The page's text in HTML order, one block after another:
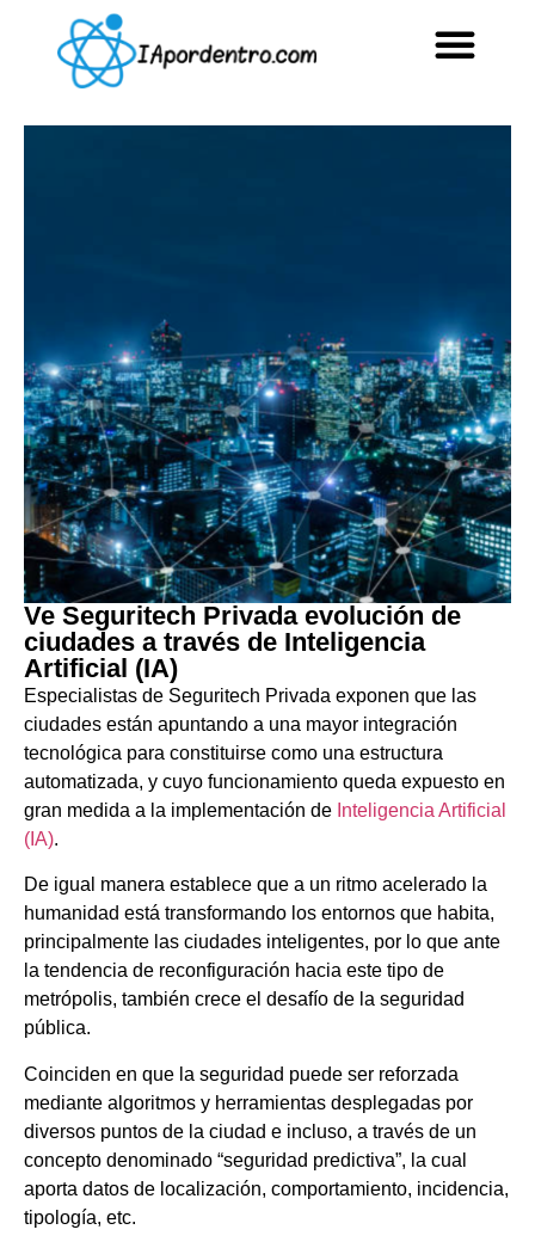
Ve Seguritech Privada evolución de
ciudades a través de Inteligencia
Artificial (IA)
Especialistas de Seguritech Privada exponen que las
ciudades están apuntando a una mayor integración
tecnológica para constituirse como una estructura
automatizada, y cuyo funcionamiento queda expuesto en
gran medida a la implementación de Inteligencia Artificial
(IA).
De igual manera establece que a un ritmo acelerado la
humanidad está transformando los entornos que habita,
principalmente las ciudades inteligentes, por lo que ante
la tendencia de reconfiguración hacia este tipo de
metrópolis, también crece el desafío de la seguridad
pública.
Coinciden en que la seguridad puede ser reforzada
mediante algoritmos y herramientas desplegadas por
diversos puntos de la ciudad e incluso, a través de un
concepto denominado “seguridad predictiva”, la cual
aporta datos de localización, comportamiento, incidencia,
tipología, etc.